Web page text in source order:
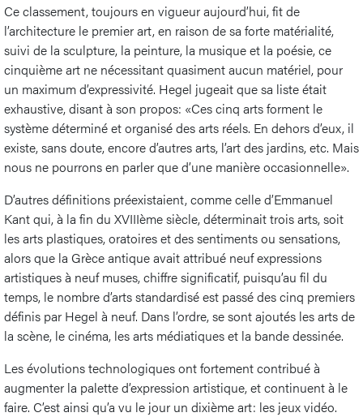
Ce classement, toujours en vigueur aujourd’hui, fit de
l’architecture le premier art, en raison de sa forte matérialité,
suivi de la sculpture, la peinture, la musique et la poésie, ce
cinquième art ne nécessitant quasiment aucun matériel, pour
un maximum d’expressivité. Hegel jugeait que sa liste était
exhaustive, disant à son propos: «Ces cinq arts forment le
système déterminé et organisé des arts réels. En dehors d’eux, il
existe, sans doute, encore d’autres arts, l’art des jardins, etc. Mais
nous ne pourrons en parler que d’une manière occasionnelle».
D’autres définitions préexistaient, comme celle d’Emmanuel
Kant qui, à la fin du XVIIIème siècle, déterminait trois arts, soit
les arts plastiques, oratoires et des sentiments ou sensations,
alors que la Grèce antique avait attribué neuf expressions
artistiques à neuf muses, chiffre significatif, puisqu’au fil du
temps, le nombre d’arts standardisé est passé des cinq premiers
définis par Hegel à neuf. Dans l’ordre, se sont ajoutés les arts de
la scène, le cinéma, les arts médiatiques et la bande dessinée.
Les évolutions technologiques ont fortement contribué à
augmenter la palette d’expression artistique, et continuent à le
faire. C’est ainsi qu’a vu le jour un dixième art: les jeux vidéo.